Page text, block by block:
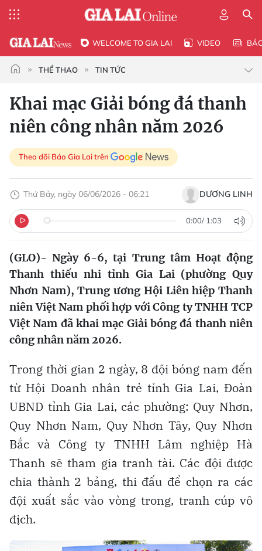
WELCOME TO GIA LAI VIDEO
THỂ THAO TIN TỨC
Khai mạc Giải bóng đá thanh
niên công nhân năm 2026
Theo dõi Báo Gia Lai trên
Thứ Bảy, ngày 06/06/2026 - 06:21 DƯƠNG LINH
0:00/ 1:03
(GLO)- Ngày 6-6, tại Trung tâm Hoạt động
Thanh thiếu nhi tỉnh Gia Lai (phường Quy
Nhơn Nam), Trung ương Hội Liên hiệp Thanh
niên Việt Nam phối hợp với Công ty TNHH TCP
Việt Nam đã khai mạc Giải bóng đá thanh niên
công nhân năm 2026.
Trong thời gian 2 ngày, 8 đội bóng nam đến
từ Hội Doanh nhân trẻ tỉnh Gia Lai, Đoàn
UBND tỉnh Gia Lai, các phường: Quy Nhơn,
Quy Nhơn Nam, Quy Nhơn Tây, Quy Nhơn
Bắc và Công ty TNHH Lâm nghiệp Hà
Thanh sẽ tham gia tranh tài. Các đội được
chia thành 2 bảng, thi đấu để chọn ra các
đội xuất sắc vào vòng trong, tranh cúp vô
địch.